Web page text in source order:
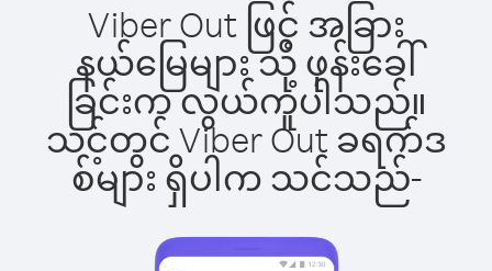
Viber Out ဖြင့် အခြား
နယ်မြေများ သို့ ဖုန်းခေါ်
ခြင်းက လွယ်ကူပါသည်။
သင့်တွင် Viber Out ခရက်ဒ
စ်များ ရှိပါက သင်သည်-